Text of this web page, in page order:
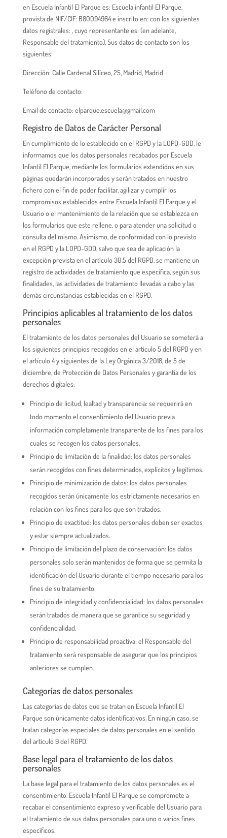
en Escuela Infantil El Parque es: Escuela infantil El Parque,
provista de NIF/CIF: B80094964 e inscrito en: con los siguientes
datos registrales: , cuyo representante es: (en adelante,
Responsable del tratamiento). Sus datos de contacto son los
siguientes:
Dirección: Calle Cardenal Silíceo, 25, Madrid, Madrid
Teléfono de contacto:
Email de contacto: elparque.escuela@gmail.com
Registro de Datos de Carácter Personal
En cumplimiento de lo establecido en el RGPD y la LOPD-GDD, le
informamos que los datos personales recabados por Escuela
Infantil El Parque, mediante los formularios extendidos en sus
páginas quedarán incorporados y serán tratados en nuestro
fichero con el fin de poder facilitar, agilizar y cumplir los
compromisos establecidos entre Escuela Infantil El Parque y el
Usuario o el mantenimiento de la relación que se establezca en
los formularios que este rellene, o para atender una solicitud o
consulta del mismo. Asimismo, de conformidad con lo previsto
en el RGPD y la LOPD-GDD, salvo que sea de aplicación la
excepción prevista en el artículo 30.5 del RGPD, se mantiene un
registro de actividades de tratamiento que especifica, según sus
finalidades, las actividades de tratamiento llevadas a cabo y las
demás circunstancias establecidas en el RGPD.
Principios aplicables al tratamiento de los datos
personales
El tratamiento de los datos personales del Usuario se someterá a
los siguientes principios recogidos en el artículo 5 del RGPD y en
el artículo 4 y siguientes de la Ley Orgánica 3/2018, de 5 de
diciembre, de Protección de Datos Personales y garantía de los
derechos digitales:
Principio de licitud, lealtad y transparencia: se requerirá en
todo momento el consentimiento del Usuario previa
información completamente transparente de los fines para los
cuales se recogen los datos personales.
Principio de limitación de la finalidad: los datos personales
serán recogidos con fines determinados, explícitos y legítimos.
Principio de minimización de datos: los datos personales
recogidos serán únicamente los estrictamente necesarios en
relación con los fines para los que son tratados.
Principio de exactitud: los datos personales deben ser exactos
y estar siempre actualizados.
Principio de limitación del plazo de conservación: los datos
personales solo serán mantenidos de forma que se permita la
identificación del Usuario durante el tiempo necesario para los
fines de su tratamiento.
Principio de integridad y confidencialidad: los datos personales
serán tratados de manera que se garantice su seguridad y
confidencialidad.
Principio de responsabilidad proactiva: el Responsable del
tratamiento será responsable de asegurar que los principios
anteriores se cumplen.
Categorías de datos personales
Las categorías de datos que se tratan en Escuela Infantil El
Parque son únicamente datos identificativos. En ningún caso, se
tratan categorías especiales de datos personales en el sentido
del artículo 9 del RGPD.
Base legal para el tratamiento de los datos
personales
La base legal para el tratamiento de los datos personales es el
consentimiento. Escuela Infantil El Parque se compromete a
recabar el consentimiento expreso y verificable del Usuario para
el tratamiento de sus datos personales para uno o varios fines
específicos.